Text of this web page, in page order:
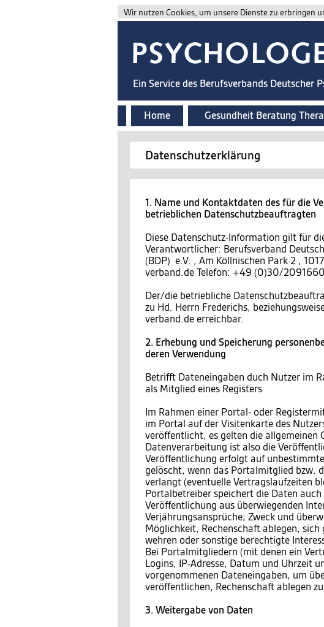
Wir nutzen Cookies, um unsere Dienste zu erbringen
Ein Service des Berufsverbands Deutscher
Home Gesundheit Beratung
Datenschutzerklärung
1. Name und Kontaktdaten des für die
betrieblichen Datenschutzbeauftragten
Diese Datenschutz-Information gilt für
Verantwortlicher: Berufsverband
(BDP) e.V. , Am Köllnischen Park 2 ,
verband.de Telefon: +49 (0)30/2091660
Der/die betriebliche
zu Hd. Herrn Frederichs,
verband.de erreichbar.
2. Erhebung und Speicherung
deren Verwendung
Betrifft Dateneingaben duch Nutzer im
als Mitglied eines Registers
Im Rahmen einer Portal- oder
im Portal auf der Visitenkarte des
veröffentlicht, es gelten die allgemeinen
Datenverarbeitung ist also die
Veröffentlichung erfolgt auf
gelöscht, wenn das Portalmitglied bzw.
verlangt (eventuelle Vertragslaufzeiten
Portalbetreiber speichert die Daten
Veröffentlichung aus überwiegenden
Verjährungsansprüche; Zweck und
Möglichkeit, Rechenschaft ablegen,
wehren oder sonstige berechtigte
Bei Portalmitgliedern (mit denen ein
Logins, IP-Adresse, Datum und Uhrzeit
vorgenommenen Dateneingaben, um
veröffentlichen, Rechenschaft ablegen
3. Weitergabe von Daten